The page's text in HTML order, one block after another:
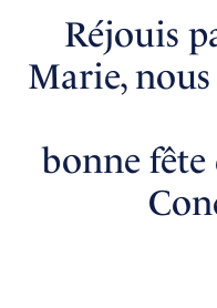
Réjouis
Marie,
bonne fête